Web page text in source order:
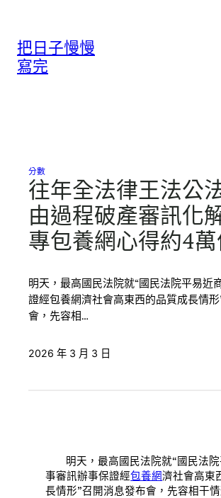
把日子慢慢
寫完
分數
往年全法律王法公
由過程破產審訊化
專包養網心得約4
明天，最高國民法院就“國民法院平易近
證經包養網濟社會高東西的品質成長情
會，先容相…
2026 年 3 月 3 日
明天，最高國民法院就“國民法
事審訊辦事保證經包養網濟社會高東
長情形”召開消息發布會，先容相干情